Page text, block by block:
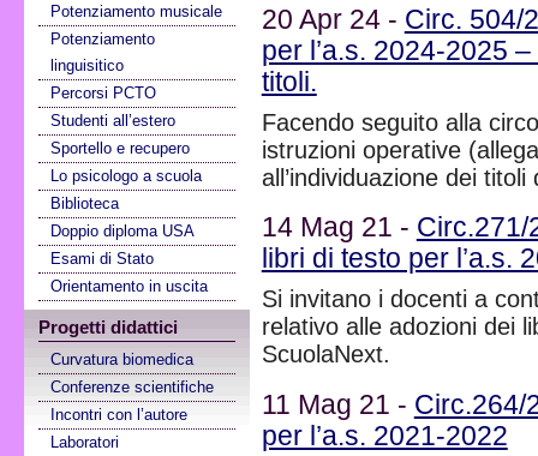
Potenziamento musicale
Potenziamento
linguisitico
Percorsi PCTO
Studenti all’estero
Sportello e recupero
Lo psicologo a scuola
Biblioteca
Doppio diploma USA
Esami di Stato
Orientamento in uscita
Progetti didattici
Curvatura biomedica
Conferenze scientifiche
Incontri con l’autore
Laboratori
20 Apr 24 - Circ. 504/
per l’a.s. 2024-2025
titoli.
Facendo seguito alla
istruzioni operative
all’individuazione dei
14 Mag 21 - Circ.271/
libri di testo per l’a.s.
Si invitano i docenti a
relativo alle adozioni dei
ScuolaNext.
11 Mag 21 - Circ.264/
per l’a.s. 2021-2022